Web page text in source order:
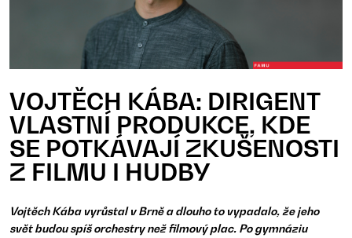
VOJTĚCH KÁBA: DIRIGENT
VLASTNÍ PRODUKCE, KDE
SE POTKÁVAJÍ ZKUŠENOSTI
Z FILMU I HUDBY
Vojtěch Kába vyrůstal v Brně a dlouho to vypadalo, že jeho
svět budou spíš orchestry než filmový plac. Po gymnáziu